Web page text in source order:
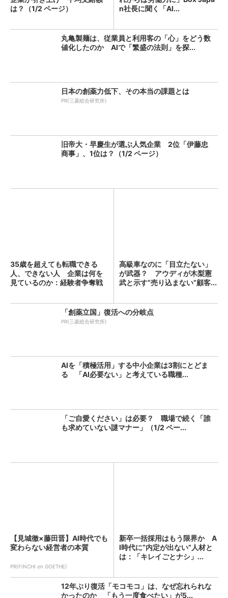
は？（1/2 ページ）
n社長に聞く「AI...
丸亀製麺は、従業員と利用客の「心」をどう数
値化したのか AIで「繁盛の法則」を探...
日本の創薬力低下、その本当の課題とは
PR(三菱総合研究所)
旧帝大・早慶生が選ぶ人気企業 2位「伊藤忠
商事」、1位は？（1/2 ページ）
35歳を超えても転職できる
人、できない人 企業は何を
見ているのか：経験者争奪戦
高級車なのに「目立たない」
が武器？ アウディが木梨憲
武と示す“売り込まない”顧客...
「創薬立国」復活への分岐点
PR(三菱総合研究所)
AIを「積極活用」する中小企業は3割にとどま
る 「AI必要ない」と考えている職種...
「ご自愛ください」は必要？ 職場で続く「誰
も求めていない謎マナー」（1/2 ペー...
【見城徹×藤田晋】AI時代でも
変わらない経営者の本質
PR(FINCHI on GOETHE)
新卒一括採用はもう限界か A
I時代に“内定が出ない”人材と
は：「キレイごとナシ」...
12年ぶり復活「モコモコ」は、なぜ忘れられな
かったのか 「もう一度食べたい」が5...